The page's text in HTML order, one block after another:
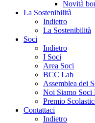
Novità
La Sostenibilità
Indietro
La Sostenibilità
Soci
Indietro
I Soci
Area Soci
BCC Lab
Assemblea dei
Noi Siamo Soci
Premio
Contattaci
Indietro